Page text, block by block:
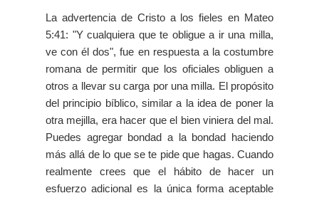
La advertencia de Cristo a los fieles en Mateo
5:41: "Y cualquiera que te obligue a ir una milla,
ve con él dos", fue en respuesta a la costumbre
romana de permitir que los oficiales obliguen a
otros a llevar su carga por una milla. El propósito
del principio bíblico, similar a la idea de poner la
otra mejilla, era hacer que el bien viniera del mal.
Puedes agregar bondad a la bondad haciendo
más allá de lo que se te pide que hagas. Cuando
realmente crees que el hábito de hacer un
esfuerzo adicional es la única forma aceptable